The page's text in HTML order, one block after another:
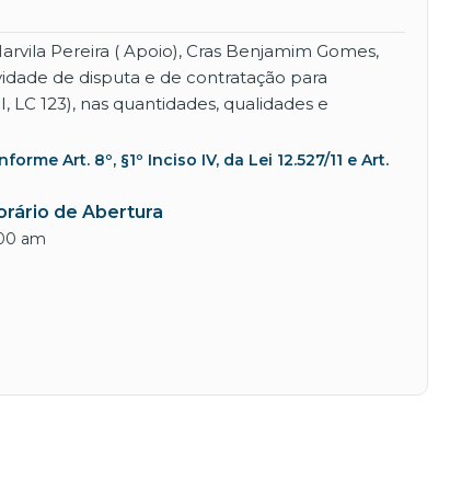
Pereira ( Apoio), Cras Benjamim Gomes,
de disputa e de contratação para
123), nas quantidades, qualidades e
Art. 8º, §1º Inciso IV, da Lei 12.527/11 e Art.
de Abertura
am